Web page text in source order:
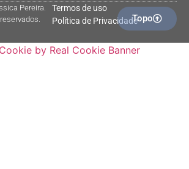
Pereira.
Termos de uso
Política de PrivacidadeTopo
by Real Cookie Banner